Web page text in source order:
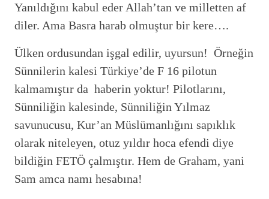
Yanıldığını kabul eder Allah’tan ve milletten af
diler. Ama Basra harab olmuştur bir kere….
Ülken ordusundan işgal edilir, uyursun! Örneğin
Sünnilerin kalesi Türkiye’de F 16 pilotun
kalmamıştır da haberin yoktur! Pilotlarını,
Sünniliğin kalesinde, Sünniliğin Yılmaz
savunucusu, Kur’an Müslümanlığını sapıklık
olarak niteleyen, otuz yıldır hoca efendi diye
bildiğin FETÖ çalmıştır. Hem de Graham, yani
Sam amca namı hesabına!